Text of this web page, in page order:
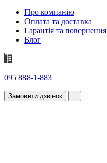
Про компанію
Оплата та доставка
Гарантія та повернення
Блог
095 888-1-883
Замовити дзвінок